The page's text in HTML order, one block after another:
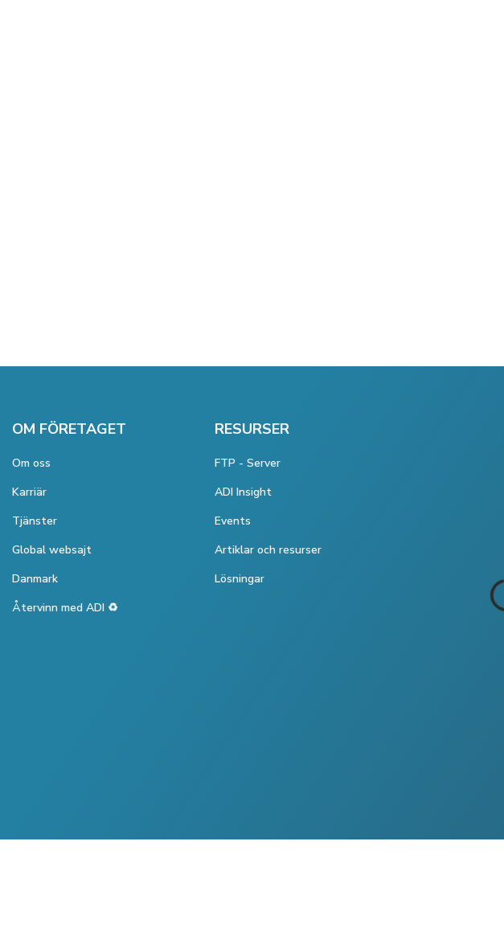
OM FÖRETAGET
Om oss
Karriär
Tjänster
Global websajt
Danmark
Återvinn med ADI ♻️
RESURSER
FTP - Server
ADI Insight
Events
Artiklar och resurser
Lösningar